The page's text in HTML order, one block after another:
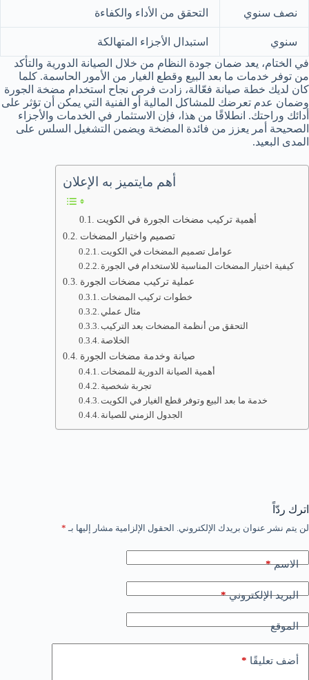
نصف سنوي التحقق من الأداء والكفاءة
سنوي
استبدال الأجزاء المتهالكة
في الختام، يعد ضمان جودة النظام من خلال الصيانة الدورية والتأكد
من توفر خدمات ما بعد البيع وقطع الغيار من الأمور الحاسمة. كلما
كان لديك خطة صيانة فعّالة، زادت فرص نجاح استخدام مضخة الجورة
وضمان عدم تعرضك للمشاكل المالية أو الفنية التي يمكن أن تؤثر على
أدائك وراحتك. انطلاقًا من هذا، فإن الاستثمار في الخدمات والأجزاء
الصحيحة أمر يعزز من فائدة المضخة ويضمن التشغيل السلس على
المدى البعيد.
أهم مايتميز به الإعلان
أهمية تركيب مضخات الجورة في الكويت
تصميم واختيار المضخات
عوامل تصميم المضخات في الكويت
كيفية اختيار المضخات المناسبة للاستخدام في الجورة
عملية تركيب مضخات الجورة
خطوات تركيب المضخات
مثال عملي
التحقق من أنظمة المضخات بعد التركيب
الخلاصة
صيانة وخدمة مضخات الجورة
أهمية الصيانة الدورية للمضخات
تجربة شخصية
خدمة ما بعد البيع وتوفر قطع الغيار في الكويت
الجدول الزمني للصيانة
اترك ردّاً
لن يتم نشر عنوان بريدك الإلكتروني. الحقول الإلزامية مشار إليها بـ *
الاسم*
البريد الإلكتروني*
الموقع
أضف تعليقًا *